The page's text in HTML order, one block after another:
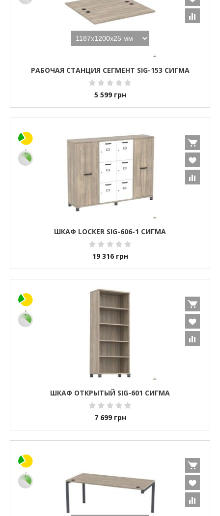
РАБОЧАЯ СТАНЦИЯ СЕГМЕНТ SIG-153 СИГМА
5 599 грн
ШКАФ LOCKER SIG-606-1 СИГМА
19 316 грн
ШКАФ ОТКРЫТЫЙ SIG-601 СИГМА
7 699 грн